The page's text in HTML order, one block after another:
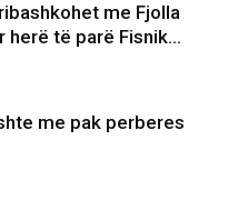
me Fjolla
herë të parë Fisnik...
me pak perberes